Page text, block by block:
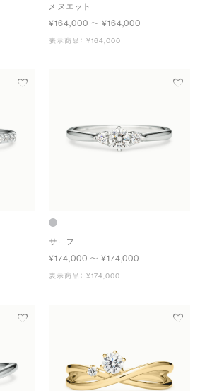
メヌエット
¥164,000 〜 ¥164,000
表示商品： ¥164,000
サーフ
¥174,000 〜 ¥174,000
表示商品： ¥174,000